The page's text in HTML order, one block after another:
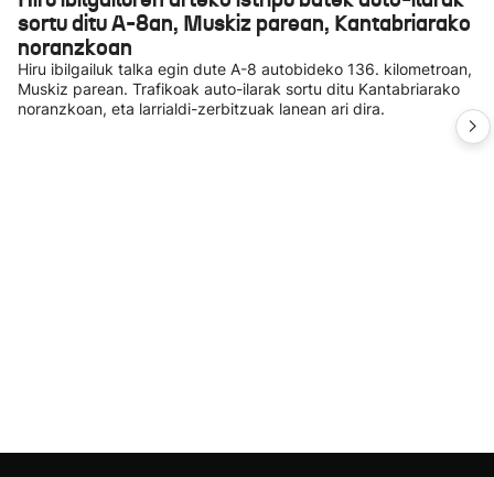
sortu ditu A-8an, Muskiz parean, Kantabriarako
noranzkoan
Hiru ibilgailuk talka egin dute A-8 autobideko 136. kilometroan,
Muskiz parean. Trafikoak auto-ilarak sortu ditu Kantabriarako
noranzkoan, eta larrialdi-zerbitzuak lanean ari dira.